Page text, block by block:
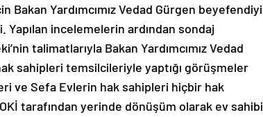
Yardımcımız Vedad Gürgen beyefendiyi
incelemelerin ardından sondaj
talimatlarıyla Bakan Yardımcımız Vedad
sahipleri temsilcileriyle yaptığı görüşmeler
ve Sefa Evlerin hak sahipleri hiçbir hak
tarafından yerinde dönüşüm olarak ev sahibi